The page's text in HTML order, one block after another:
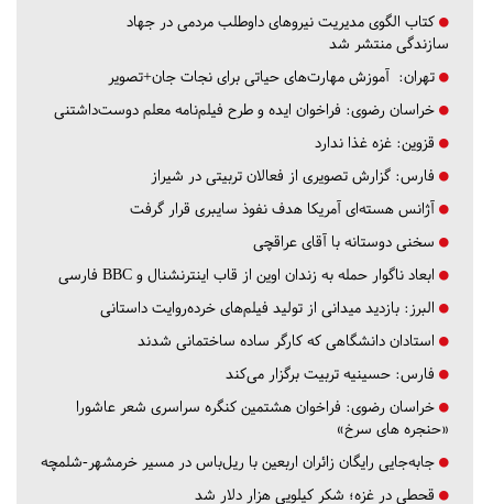
کتاب الگوی مدیریت نیروهای داوطلب مردمی در جهاد
سازندگی منتشر شد
تهران: آموزش مهارت‌های حیاتی برای نجات جان+تصویر
خراسان رضوی: فراخوان ایده و طرح فیلم‌نامه معلم دوست‌داشتنی
قزوین: غزه غذا ندارد
فارس: گزارش تصویری از فعالان تربیتی در شیراز
آژانس هسته‌ای آمریکا هدف نفوذ سایبری قرار گرفت
سخنی دوستانه با آقای عراقچی
ابعاد ناگوار حمله به زندان اوین از قاب اینترنشنال و BBC فارسی
البرز: بازدید میدانی از تولید فیلم‌های خرده‌روایت داستانی
استادان دانشگاهی که کارگر ساده ساختمانی شدند
فارس: حسینیه تربیت برگزار می‌کند
خراسان رضوی: فراخوان هشتمین کنگره سراسری شعر عاشورا
«حنجره های سرخ»
جابه‌جایی رایگان زائران اربعین با ریل‌باس در مسیر خرمشهر-شلمچه
قحطی در غزه؛ شکر کیلویی هزار دلار شد